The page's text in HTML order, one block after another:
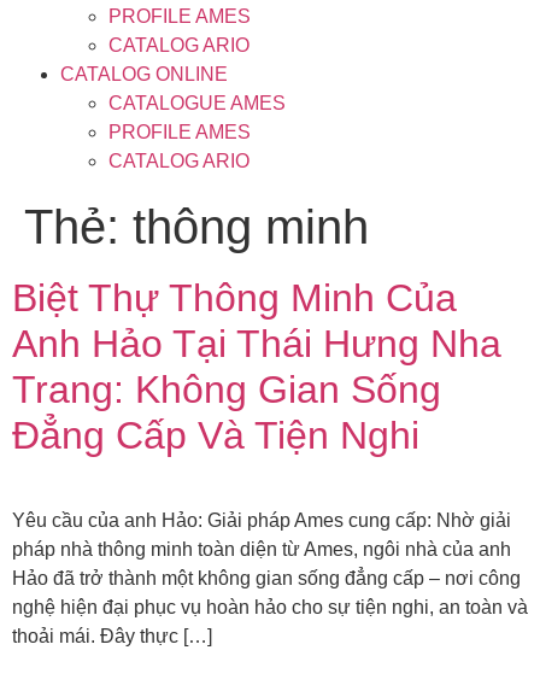
PROFILE AMES
CATALOG ARIO
CATALOG ONLINE
CATALOGUE AMES
PROFILE AMES
CATALOG ARIO
Thẻ: thông minh
Biệt Thự Thông Minh Của
Anh Hảo Tại Thái Hưng Nha
Trang: Không Gian Sống
Đẳng Cấp Và Tiện Nghi
Yêu cầu của anh Hảo: Giải pháp Ames cung cấp: Nhờ giải
pháp nhà thông minh toàn diện từ Ames, ngôi nhà của anh
Hảo đã trở thành một không gian sống đẳng cấp – nơi công
nghệ hiện đại phục vụ hoàn hảo cho sự tiện nghi, an toàn và
thoải mái. Đây thực […]